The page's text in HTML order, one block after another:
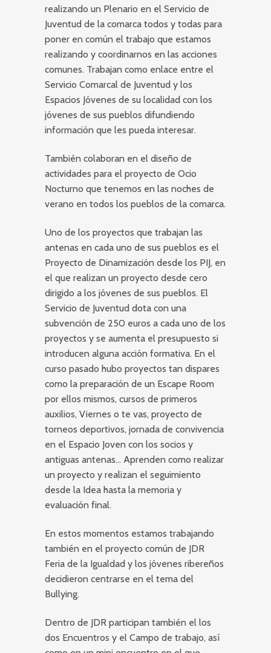
realizando un Plenario en el Servicio de
Juventud de la comarca todos y todas para
poner en común el trabajo que estamos
realizando y coordinarnos en las acciones
comunes. Trabajan como enlace entre el
Servicio Comarcal de Juventud y los
Espacios Jóvenes de su localidad con los
jóvenes de sus pueblos difundiendo
información que les pueda interesar.
También colaboran en el diseño de
actividades para el proyecto de Ocio
Nocturno que tenemos en las noches de
verano en todos los pueblos de la comarca.
Uno de los proyectos que trabajan las
antenas en cada uno de sus pueblos es el
Proyecto de Dinamización desde los PIJ, en
el que realizan un proyecto desde cero
dirigido a los jóvenes de sus pueblos. El
Servicio de Juventud dota con una
subvención de 250 euros a cada uno de los
proyectos y se aumenta el presupuesto si
introducen alguna acción formativa. En el
curso pasado hubo proyectos tan dispares
como la preparación de un Escape Room
por ellos mismos, cursos de primeros
auxilios, Viernes o te vas, proyecto de
torneos deportivos, jornada de convivencia
en el Espacio Joven con los socios y
antiguas antenas… Aprenden como realizar
un proyecto y realizan el seguimiento
desde la Idea hasta la memoria y
evaluación final.
En estos momentos estamos trabajando
también en el proyecto común de JDR
Feria de la Igualdad y los jóvenes ribereños
decidieron centrarse en el tema del
Bullying.
Dentro de JDR participan también el los
dos Encuentros y el Campo de trabajo, así